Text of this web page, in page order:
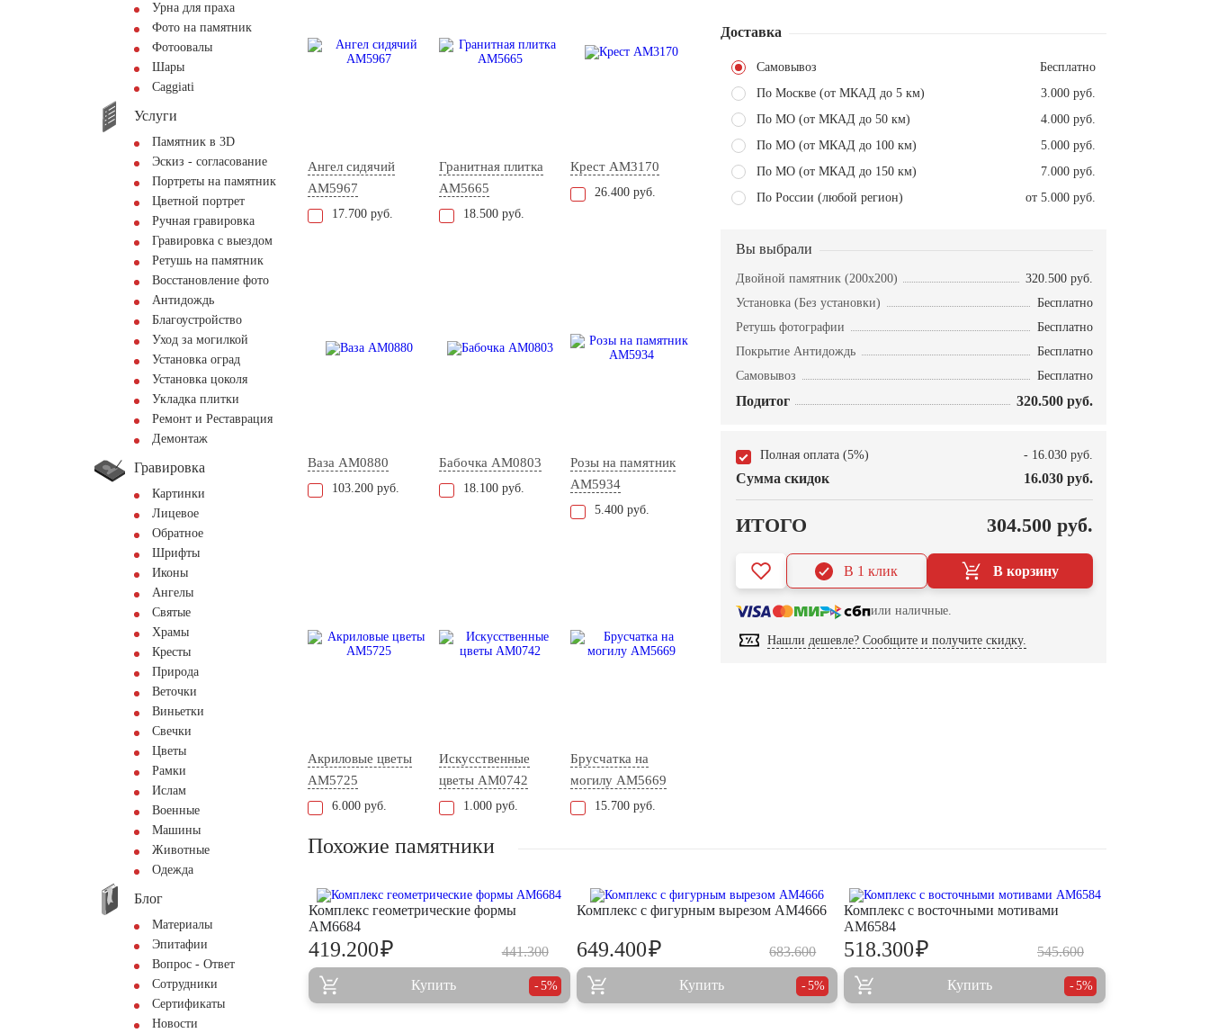
Урна для праха
Фото на памятник
Фотоовалы
Шары
Сaggiati
Услуги
Памятник в 3D
Эскиз - согласование
Портреты на памятник
Цветной портрет
Ручная гравировка
Гравировка с выездом
Ретушь на памятник
Восстановление фото
Антидождь
Благоустройство
Уход за могилкой
Установка оград
Установка цоколя
Укладка плитки
Ремонт и Реставрация
Демонтаж
Гравировка
Картинки
Лицевое
Обратное
Шрифты
Иконы
Ангелы
Святые
Храмы
Кресты
Природа
Веточки
Виньетки
Свечки
Цветы
Рамки
Ислам
Военные
Машины
Животные
Одежда
Блог
Материалы
Эпитафии
Вопрос - Ответ
Сотрудники
Сертификаты
Новости
Ангел сидячий
AM5967
17.700 руб.
Гранитная плитка
AM5665
18.500 руб.
Крест AM3170
26.400 руб.
Ваза AM0880
103.200 руб.
Бабочка AM0803
18.100 руб.
Розы на памятник
AM5934
5.400 руб.
Акриловые цветы
AM5725
6.000 руб.
Искусственные
цветы AM0742
1.000 руб.
Брусчатка на
могилу AM5669
15.700 руб.
Доставка
Самовывоз
Бесплатно
По Москве (от МКАД до 5 км)
3.000 руб.
По МО (от МКАД до 50 км)
4.000 руб.
По МО (от МКАД до 100 км)
5.000 руб.
По МО (от МКАД до 150 км)
7.000 руб.
По России (любой регион)
от 5.000 руб.
Вы выбрали
Двойной памятник (200х200)
320.500 руб.
Установка (Без установки)
Бесплатно
Ретушь фотографии
Бесплатно
Покрытие Антидождь
Бесплатно
Самовывоз
Бесплатно
Подитог 320.500 руб.
Полная оплата (5%) - 16.030 руб.
Сумма скидок 16.030 руб.
ИТОГО 304.500 руб.
В корзину
В 1 клик
или наличные.
Нашли дешевле? Сообщите и получите скидку.
Похожие памятники
Комплекс геометрические формы
AM6684
441.300
419.200₽
Купить 5%
Комплекс с фигурным вырезом AM4666
683.600
649.400₽
Купить 5%
Комплекс с восточными мотивами
AM6584
545.600
518.300₽
Купить 5%